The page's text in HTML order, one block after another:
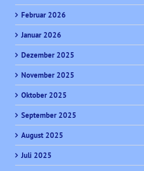
Februar 2026
Januar 2026
Dezember 2025
November 2025
Oktober 2025
September 2025
August 2025
Juli 2025